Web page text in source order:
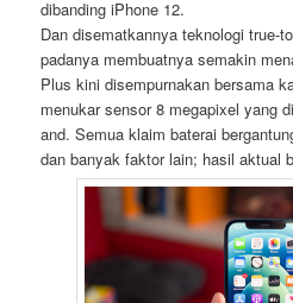
dibanding iPhone 12.
Dan disematkannya teknologi true-
padanya membuatnya semakin
Plus kini disempurnakan bersama
menukar sensor 8 megapixel yang
and. Semua klaim baterai
dan banyak faktor lain; hasil aktual